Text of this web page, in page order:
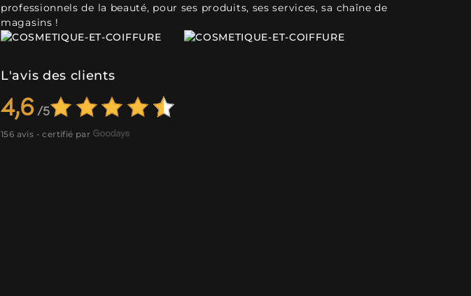
professionnels de la beauté, pour ses produits, ses services, sa chaîne de
magasins !
L'avis des clients
4,6
156 avis - certifié par